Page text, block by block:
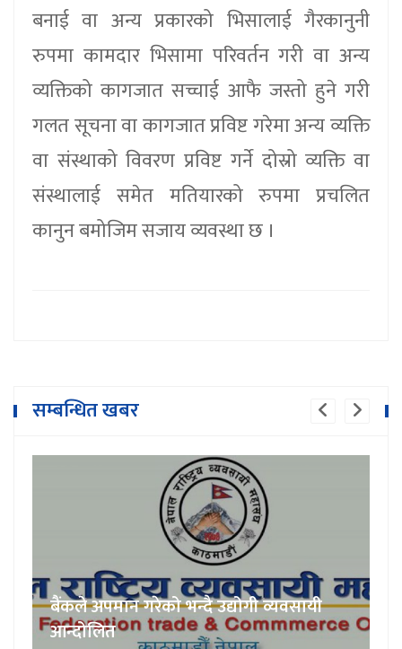
बनाई वा अन्य प्रकारको भिसालाई गैरकानुनी
रुपमा कामदार भिसामा परिवर्तन गरी वा अन्य
व्यक्तिको कागजात सच्चाई आफै जस्तो हुने गरी
गलत सूचना वा कागजात प्रविष्ट गरेमा अन्य व्यक्ति
वा संस्थाको विवरण प्रविष्ट गर्ने दोस्रो व्यक्ति वा
संस्थालाई समेत मतियारको रुपमा प्रचलित
कानुन बमोजिम सजाय व्यवस्था छ ।
सम्बन्धित खबर
बैंकले अपमान गरेको भन्दै उद्योगी व्यवसायी
आन्दोलित